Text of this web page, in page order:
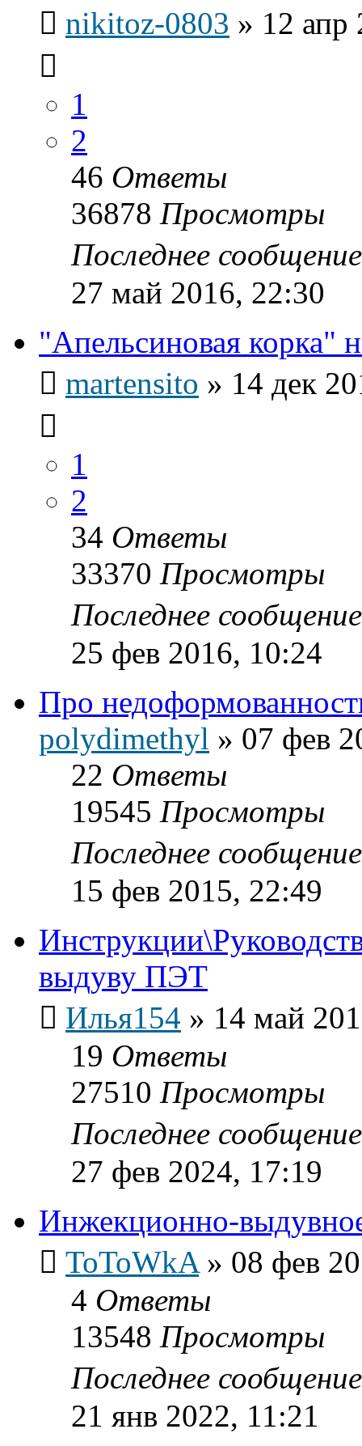
nikitoz-0803 » 12 апр
1
2
46 Ответы
36878 Просмотры
Последнее
27 май 2016, 22:30
"Апельсиновая корка"
martensito » 14 дек
1
2
34 Ответы
33370 Просмотры
Последнее
25 фев 2016, 10:24
Про
polydimethyl » 07 фев
22 Ответы
19545 Просмотры
Последнее
15 фев 2015, 22:49
выдуву ПЭТ
Илья154 » 14 май
19 Ответы
27510 Просмотры
Последнее
27 фев 2024, 17:19
Инжекционно-
ToToWkA» 08 фев
4 Ответы
13548 Просмотры
Последнее
21 янв 2022, 11:21